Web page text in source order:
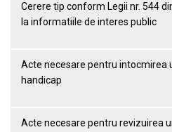
Cerere tip conform Legii nr. 544
la informatiile de interes public
Acte necesare pentru intocmirea
handicap
Acte necesare pentru revizuirea